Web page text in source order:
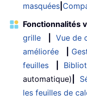
masquées
Fonctionnalités
grille
Vue de
améliorée
feuilles
automatique)
les feuilles de